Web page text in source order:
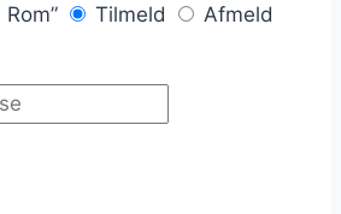
Tilmeld Afmeld